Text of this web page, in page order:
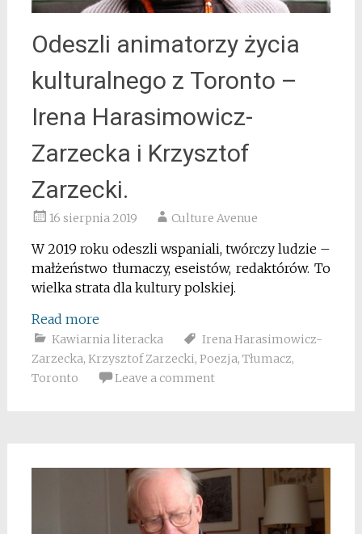
Odeszli animatorzy życia
kulturalnego z Toronto –
Irena Harasimowicz-
Zarzecka i Krzysztof
Zarzecki.
16 sierpnia 2019 Culture Avenue
W 2019 roku odeszli wspaniali, twórczy ludzie –
małżeństwo tłumaczy, eseistów, redaktórów. To
wielka strata dla kultury polskiej.
Read more
Kawiarnia literacka
Irena Harasimowicz-
Zarzecka, Krzysztof Zarzecki, Poezja, Tłumacz,
Toronto
Leave a comment